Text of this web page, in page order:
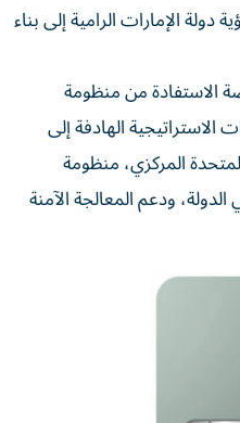
الإمارات الرامية إلى بناء
الاستفادة من منظومة
الهادفة إلى
المركزي، منظومة
ودعم المعالجة الآمنة